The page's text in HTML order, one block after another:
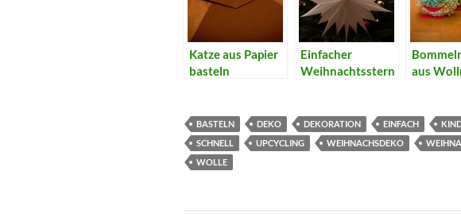
Katze aus Papier
basteln
Einfacher
Weihnachtsstern
schnell gebastelt
aus
BASTELN DEKO DEKORATION EINFACH
SCHNELL
UPCYCLING WEIHNACHSDEKO
WOLLE